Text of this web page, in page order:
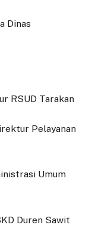
Dinas
RSUD Tarakan
Pelayanan
Umum
Duren Sawit